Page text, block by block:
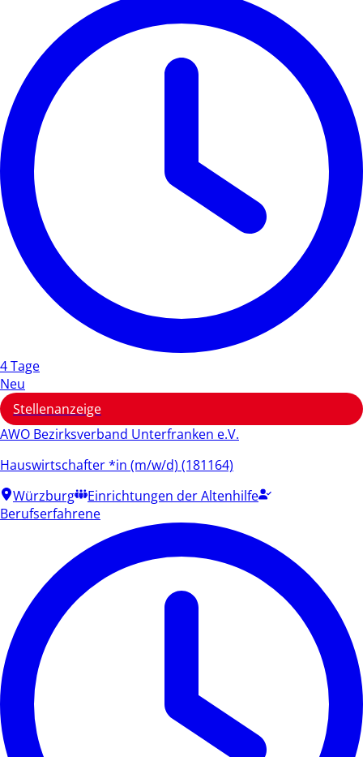
4 Tage
Neu
Stellenanzeige
AWO Bezirksverband Unterfranken e.V.
Hauswirtschafter *in (m/w/d) (181164)
Würzburg
Einrichtungen der Altenhilfe
Berufserfahrene